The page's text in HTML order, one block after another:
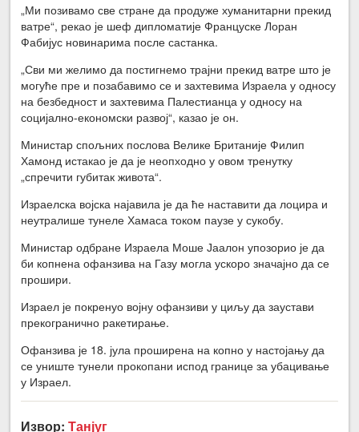
„Ми позивамо све стране да продуже хуманитарни прекид
ватре“, рекао је шеф дипломатије Француске Лоран
Фабијус новинарима после састанка.
„Сви ми желимо да постигнемо трајни прекид ватре што је
могуће пре и позабавимо се и захтевима Израела у односу
на безбедност и захтевима Палестианца у односу на
социјално-економски развој“, казао је он.
Министар спољних послова Велике Британије Филип
Хамонд истакао је да је неопходно у овом тренутку
„спречити губитак живота“.
Израелска војска најавила је да ће наставити да лоцира и
неутралише тунеле Хамаса током паузе у сукобу.
Министар одбране Израела Моше Јаалон упозорио је да
би копнена офанзива на Газу могла ускоро значајно да се
прошири.
Израел је покренуо војну офанзиви у циљу да заустави
прекогранично ракетирање.
Офанзива је 18. јула проширена на копно у настојању да
се униште тунели прокопани испод границе за убацивање
у Израел.
Извор:Танјуг